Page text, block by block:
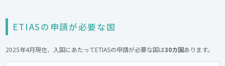
ETIASの申請が必要な国
2025年4月現在、入国にあたってETIASの申請が必要な国は30カ国あります。